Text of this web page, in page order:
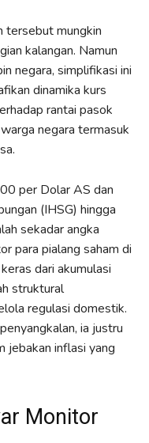
tersebut mungkin
kalangan. Namun
negara, simplifikasi ini
dinamika kurs
rantai pasok
negara termasuk
per Dolar AS dan
(IHSG) hingga
sekadar angka
para pialang saham di
dari akumulasi
struktural
regulasi domestik.
ia justru
jebakan inflasi yang
Monitor